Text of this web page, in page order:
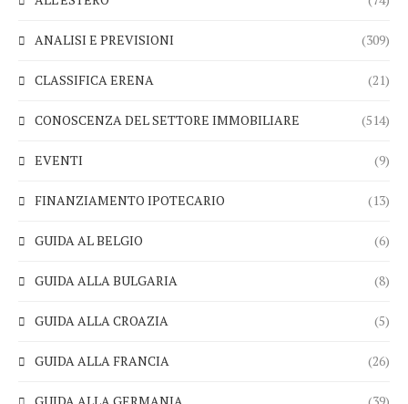
ANALISI E PREVISIONI (309)
CLASSIFICA ERENA (21)
CONOSCENZA DEL SETTORE IMMOBILIARE (514)
EVENTI (9)
FINANZIAMENTO IPOTECARIO (13)
GUIDA AL BELGIO (6)
GUIDA ALLA BULGARIA (8)
GUIDA ALLA CROAZIA (5)
GUIDA ALLA FRANCIA (26)